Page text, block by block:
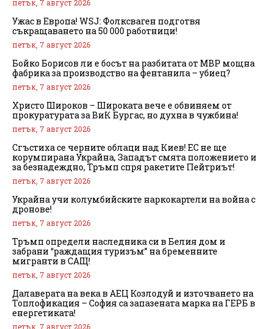
петък, 7 август 2026
Ужас в Европа! WSJ: Фолксваген подготвя
съкращаването на 50 000 работници!
петък, 7 август 2026
Бойко Борисов ли е босът на разбитата от МВР мощна
фабрика за производство на фентанила – убиец?
петък, 7 август 2026
Христо Широков – Широката вече е обвиняем от
прокуратурата за ВиК Бургас, но духна в чужбина!
петък, 7 август 2026
Сгъстиха се черните облаци над Киев! ЕС не ще
корумпирана Украйна, Западът смята положението и
за безнадеждно, Тръмп спря ракетите Пейтриът!
петък, 7 август 2026
Украйна учи колумбийските наркокартели на война с
дронове!
петък, 7 август 2026
Тръмп определи наследника си в Белия дом и
забрани “раждащия туризъм” на бременните
мигранти в САЩ!
петък, 7 август 2026
Далаверата на века в АЕЦ Козлодуй и източването на
Топлофикация – София са запазената марка на ГЕРБ в
енергетиката!
петък, 7 август 2026